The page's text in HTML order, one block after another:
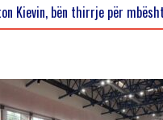
Kievin, bën thirrje për